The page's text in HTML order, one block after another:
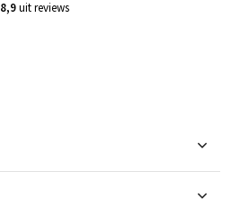
8,9uit reviews